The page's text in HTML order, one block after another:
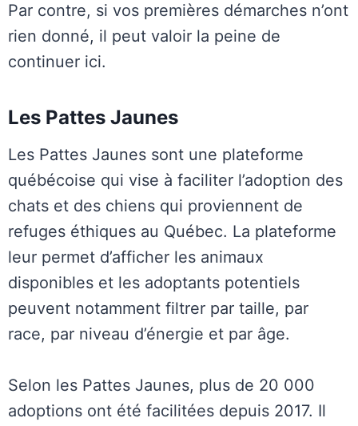
Par contre, si vos premières démarches n’ont
rien donné, il peut valoir la peine de
continuer ici.
Les Pattes Jaunes
Les Pattes Jaunes sont une plateforme
québécoise qui vise à faciliter l’adoption des
chats et des chiens qui proviennent de
refuges éthiques au Québec. La plateforme
leur permet d’afficher les animaux
disponibles et les adoptants potentiels
peuvent notamment filtrer par taille, par
race, par niveau d’énergie et par âge.
Selon les Pattes Jaunes, plus de 20 000
adoptions ont été facilitées depuis 2017. Il